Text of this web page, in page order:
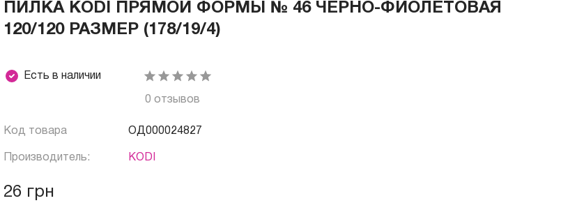
ПИЛКА КODI ПРЯМОЙ ФОРМЫ № 46 ЧЕРНО-ФИОЛЕТОВАЯ
120/120 РАЗМЕР (178/19/4)
Есть в наличии
0 отзывов
Код товара ОД000024827
Производитель: KODI
26 грн